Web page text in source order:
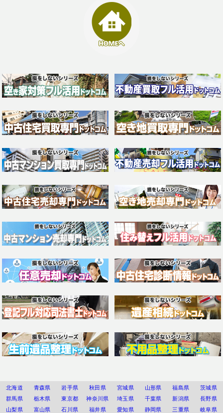
北海道 青森県 岩手県 秋田県 宮城県 山形県 福島県
茨城県
群馬県
栃木県 東京都 神奈川県 埼玉県 千葉県 新潟県
長野県
山梨県
富山県 石川県 福井県 愛知県 静岡県 三重県 岐阜県